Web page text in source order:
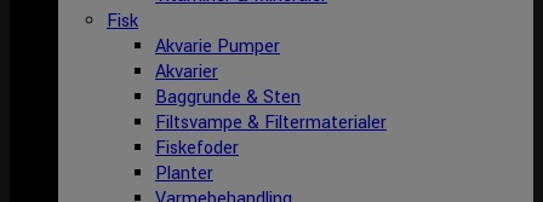
Fisk
Akvarie Pumper
Akvarier
Baggrunde & Sten
Filtsvampe & Filtermaterialer
Fiskefoder
Planter